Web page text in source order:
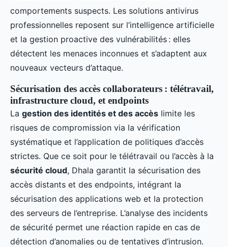
comportements suspects. Les solutions antivirus
professionnelles reposent sur l’intelligence artificielle
et la gestion proactive des vulnérabilités : elles
détectent les menaces inconnues et s’adaptent aux
nouveaux vecteurs d’attaque.
Sécurisation des accès collaborateurs : télétravail,
infrastructure cloud, et endpoints
La gestion des identités et des accès limite les
risques de compromission via la vérification
systématique et l’application de politiques d’accès
strictes. Que ce soit pour le télétravail ou l’accès à la
sécurité cloud, Dhala garantit la sécurisation des
accès distants et des endpoints, intégrant la
sécurisation des applications web et la protection
des serveurs de l’entreprise. L’analyse des incidents
de sécurité permet une réaction rapide en cas de
détection d’anomalies ou de tentatives d’intrusion.